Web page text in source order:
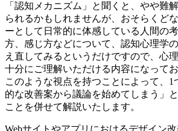
「認知メカニズム」と聞くと、やや難
られるかもしれませんが、おそらくど
ーとして日常的に体感している人間の
方、感じ方などについて、認知心理学
え直してみるというだけですので、心
十分にご理解いただける内容になって
このような視点を持つことによって、1
的な改善案から議論を始めてしまう」
ことを併せて解説いたします。